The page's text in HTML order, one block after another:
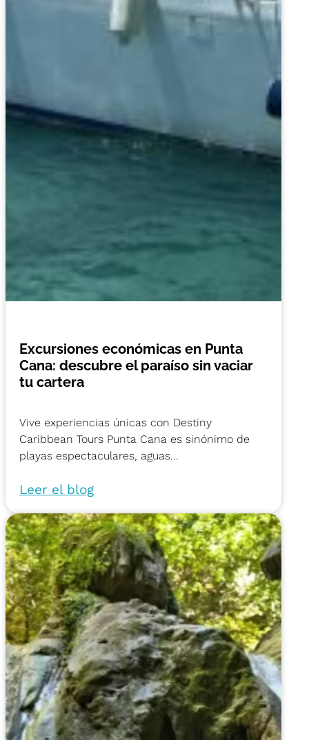
Excursiones económicas en Punta
Cana: descubre el paraíso sin vaciar
tu cartera
Vive experiencias únicas con Destiny
Caribbean Tours Punta Cana es sinónimo de
playas espectaculares, aguas...
Leer el blog